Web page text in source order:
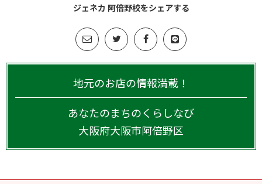
ジェネカ 阿倍野校をシェアする
地元のお店の情報満載！
あなたのまちのくらしなび
大阪府大阪市阿倍野区